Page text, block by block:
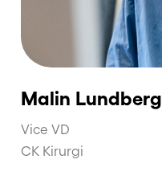
Malin Lundberg
Vice VD
CK Kirurgi